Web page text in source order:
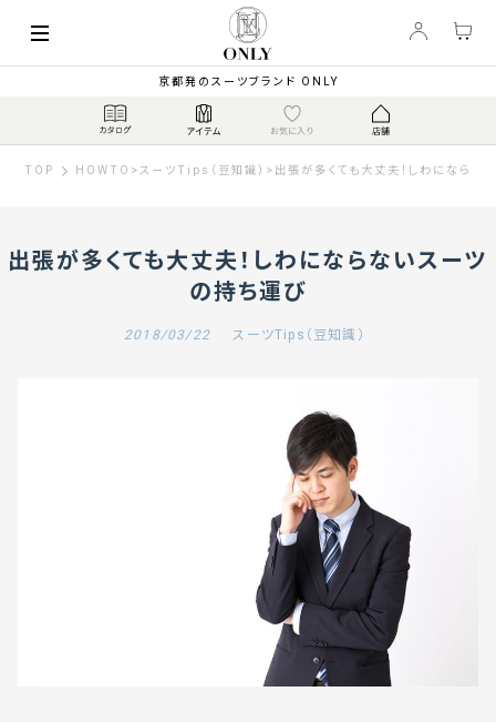
京都発のスーツブランド ONLY
TOP HOWTO >スーツTips（豆知識） > 出張が多くても大丈夫！しわにならな
出張が多くても大丈夫！しわにならないスーツ
の持ち運び
2018/03/22 スーツTips（豆知識）